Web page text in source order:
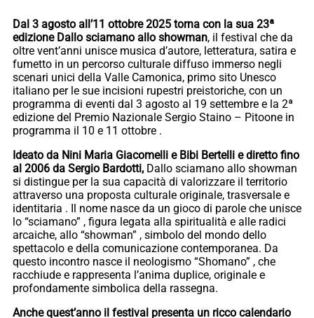
Dal 3 agosto all’11 ottobre 2025 torna con la sua 23ª
edizione Dallo sciamano allo showman, il festival che da
oltre vent’anni unisce musica d’autore, letteratura, satira e
fumetto in un percorso culturale diffuso immerso negli
scenari unici della Valle Camonica, primo sito Unesco
italiano per le sue incisioni rupestri preistoriche, con un
programma di eventi dal 3 agosto al 19 settembre e la 2ª
edizione del Premio Nazionale Sergio Staino – Pitoone in
programma il 10 e 11 ottobre .
Ideato da Nini Maria Giacomelli e Bibi Bertelli e diretto fino
al 2006 da Sergio Bardotti, Dallo sciamano allo showman
si distingue per la sua capacità di valorizzare il territorio
attraverso una proposta culturale originale, trasversale e
identitaria . Il nome nasce da un gioco di parole che unisce
lo “sciamano” , figura legata alla spiritualità e alle radici
arcaiche, allo “showman” , simbolo del mondo dello
spettacolo e della comunicazione contemporanea. Da
questo incontro nasce il neologismo “Shomano” , che
racchiude e rappresenta l’anima duplice, originale e
profondamente simbolica della rassegna.
Anche quest’anno il festival presenta un ricco calendario